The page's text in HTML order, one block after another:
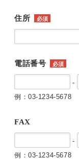
住所 必須
電話番号 必須
-
例：03-1234-5678
FAX
-
例：03-1234-5678